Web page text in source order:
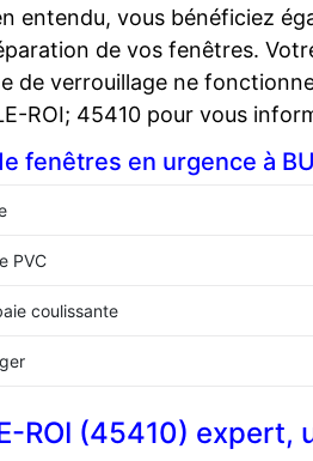
entendu, vous bénéficiez
de vos fenêtres.
de verrouillage ne
ROI; 45410 pour vous
fenêtres en urgence à
PVC
coulissante
ROI (45410)